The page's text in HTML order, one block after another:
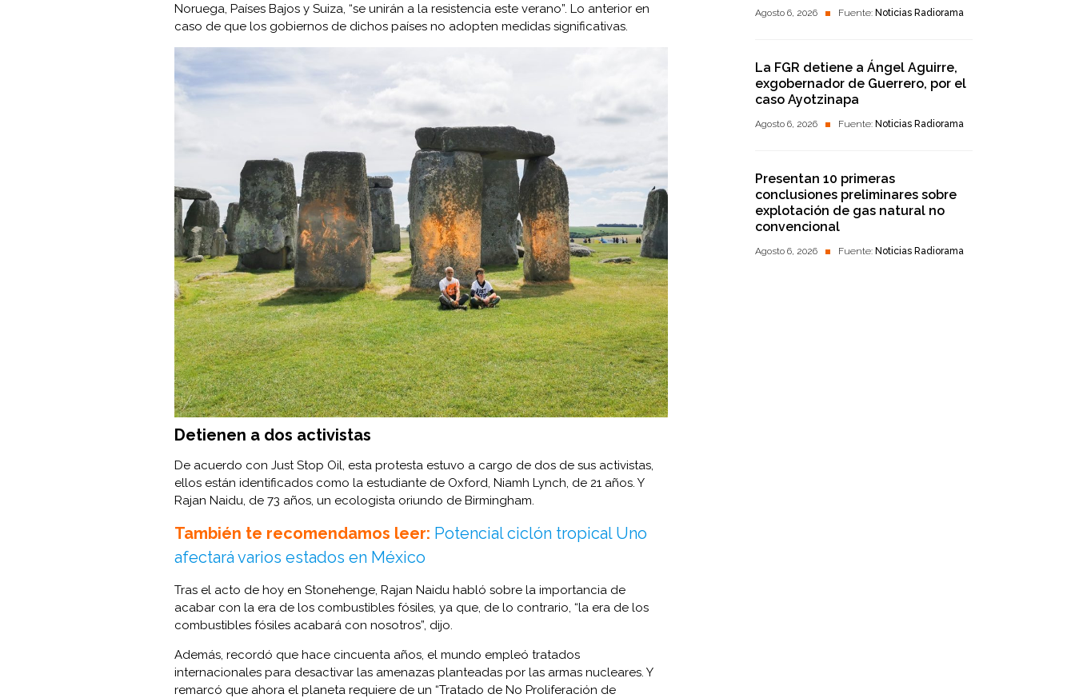
Noruega, Países Bajos y Suiza, “se unirán a la resistencia este verano”. Lo anterior en
caso de que los gobiernos de dichos países no adopten medidas significativas.
Detienen a dos activistas
De acuerdo con Just Stop Oil, esta protesta estuvo a cargo de dos de sus activistas,
ellos están identificados como la estudiante de Oxford, Niamh Lynch, de 21 años. Y
Rajan Naidu, de 73 años, un ecologista oriundo de Birmingham.
También te recomendamos leer: Potencial ciclón tropical Uno
afectará varios estados en México
Tras el acto de hoy en Stonehenge, Rajan Naidu habló sobre la importancia de
acabar con la era de los combustibles fósiles, ya que, de lo contrario, “la era de los
combustibles fósiles acabará con nosotros”, dijo.
Además, recordó que hace cincuenta años, el mundo empleó tratados
internacionales para desactivar las amenazas planteadas por las armas nucleares. Y
remarcó que ahora el planeta requiere de un “Tratado de No Proliferación de
Agosto 6, 2026 Fuente: Noticias Radiorama
La FGR detiene a Ángel Aguirre,
exgobernador de Guerrero, por el
caso Ayotzinapa
Agosto 6, 2026 Fuente: Noticias Radiorama
Presentan 10 primeras
conclusiones preliminares sobre
explotación de gas natural no
convencional
Agosto 6, 2026 Fuente: Noticias Radiorama